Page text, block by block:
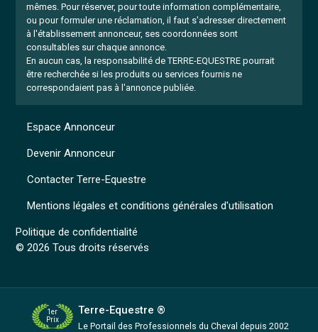
mêmes. Pour réserver, pour toute information complémentaire,
ou pour formuler une réclamation, il faut s'adresser directement
à l'établissement annonceur, ses coordonnées sont
consultables sur chaque annonce.
En aucun cas, la responsabilité de TERRE-EQUESTRE pourrait
être recherchée si les produits ou services fournis ne
correspondaient pas à l'annonce publiée.
Mentions légales et conditions générales d'utilisation
Politique de confidentialité
© 2026 Tous droits réservés
Espace Annonceur
Devenir Annonceur
Contacter Terre-Equestre
1er
Prix
Terre-Equestre ®
Le Portail des Professionnels du Cheval depuis 2002